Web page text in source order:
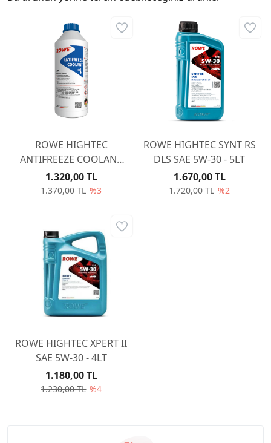
ROWE HIGHTEC
ANTIFREEZE COOLANT
AN 12 EVO 5LT
1.370,00 TL %3
1.320,00 TL
ROWE HIGHTEC SYNT RS
DLS SAE 5W-30 - 5LT
1.720,00 TL %2
1.670,00 TL
ROWE HIGHTEC XPERT II
SAE 5W-30 - 4LT
1.230,00 TL %4
1.180,00 TL